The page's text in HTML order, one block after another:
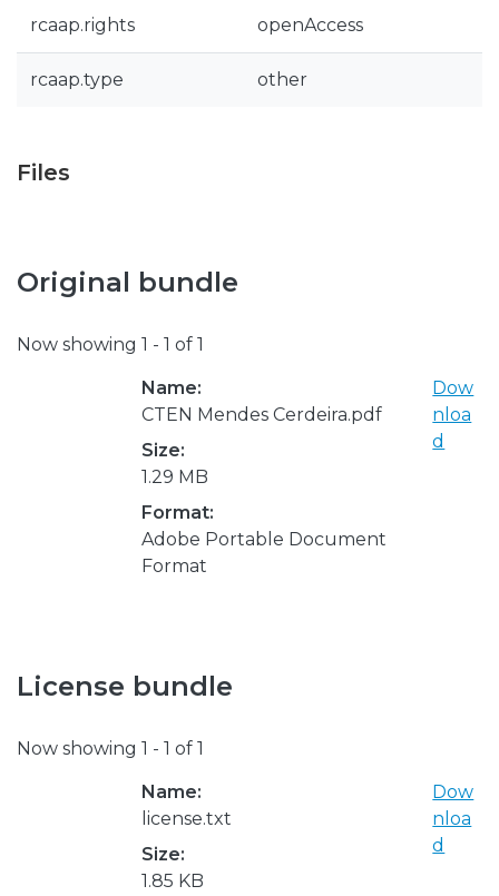
rcaap.rights openAccess
rcaap.type other
Files
Original bundle
Now showing 1 - 1 of 1
Name:
CTEN Mendes Cerdeira.pdf
Size:
1.29 MB
Format:
Adobe Portable Document
Format
Dow
nloa
d
License bundle
Now showing 1 - 1 of 1
Name:
license.txt
Size:
1.85 KB
Dow
nloa
d